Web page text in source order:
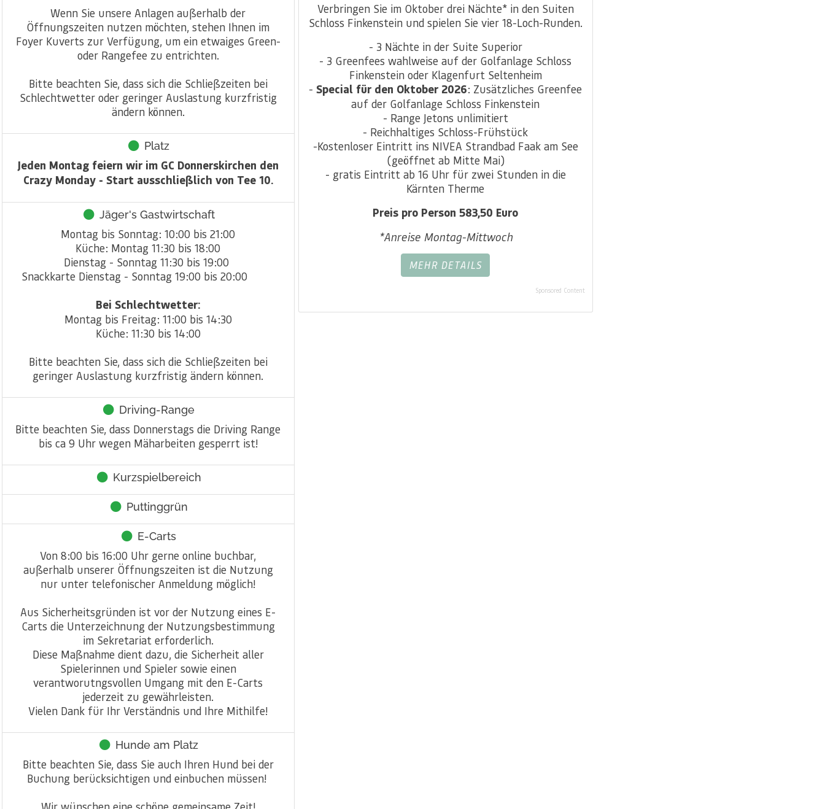
Wenn Sie unsere Anlagen außerhalb der
Öffnungszeiten nutzen möchten, stehen Ihnen im
Foyer Kuverts zur Verfügung, um ein etwaiges Green-
oder Rangefee zu entrichten.
Bitte beachten Sie, dass sich die Schließzeiten bei
Schlechtwetter oder geringer Auslastung kurzfristig
ändern können.
Platz
Jeden Montag feiern wir im GC Donnerskirchen den
Crazy Monday - Start ausschließlich von Tee 10.
Jäger's Gastwirtschaft
Montag bis Sonntag: 10:00 bis 21:00
Küche: Montag 11:30 bis 18:00
Dienstag - Sonntag 11:30 bis 19:00
Snackkarte Dienstag - Sonntag 19:00 bis 20:00
Bei Schlechtwetter:
Montag bis Freitag: 11:00 bis 14:30
Küche: 11:30 bis 14:00
Bitte beachten Sie, dass sich die Schließzeiten bei
geringer Auslastung kurzfristig ändern können.
Driving-Range
Bitte beachten Sie, dass Donnerstags die Driving Range
bis ca 9 Uhr wegen Mäharbeiten gesperrt ist!
Kurzspielbereich
Puttinggrün
E-Carts
Von 8:00 bis 16:00 Uhr gerne online buchbar,
außerhalb unserer Öffnungszeiten ist die Nutzung
nur unter telefonischer Anmeldung möglich!
Aus Sicherheitsgründen ist vor der Nutzung eines E-
Carts die Unterzeichnung der Nutzungsbestimmung
im Sekretariat erforderlich.
Diese Maßnahme dient dazu, die Sicherheit aller
Spielerinnen und Spieler sowie einen
verantworutngsvollen Umgang mit den E-Carts
jederzeit zu gewährleisten.
Vielen Dank für Ihr Verständnis und Ihre Mithilfe!
Hunde am Platz
Bitte beachten Sie, dass Sie auch Ihren Hund bei der
Buchung berücksichtigen und einbuchen müssen!
Wir wünschen eine schöne gemeinsame Zeit!
Verbringen Sie im Oktober drei Nächte* in den Suiten
Schloss Finkenstein und spielen Sie vier 18-Loch-Runden.
- 3 Nächte in der Suite Superior
- 3 Greenfees wahlweise auf der Golfanlage Schloss
Finkenstein oder Klagenfurt Seltenheim
-Special für den Oktober 2026: Zusätzliches Greenfee
auf der Golfanlage Schloss Finkenstein
- Range Jetons unlimitiert
- Reichhaltiges Schloss-Frühstück
-Kostenloser Eintritt ins NIVEA Strandbad Faak am See
(geöffnet ab Mitte Mai)
- gratis Eintritt ab 16 Uhr für zwei Stunden in die
Kärnten Therme
Preis pro Person 583,50 Euro
*Anreise Montag-Mittwoch
MEHR DETAILS
Sponsored Content